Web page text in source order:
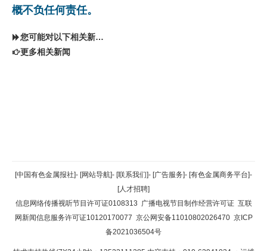
概不负任何责任。
您可能对以下相关新闻同样感兴趣
更多相关新闻
返回顶部
返回首页
[中国有色金属报社]- [网站导航]- [联系我们]- [广告服务]- [有色金属商务平台]-
[人才招聘]
信息网络传播视听节目许可证0108313 广播电视节目制作经营许可证 互联
网新闻信息服务许可证10120170077 京公网安备11010802026470 京ICP
备2021036504号